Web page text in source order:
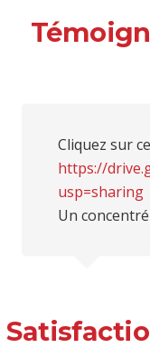
Cliquez sur
https://
usp=sharing
Un